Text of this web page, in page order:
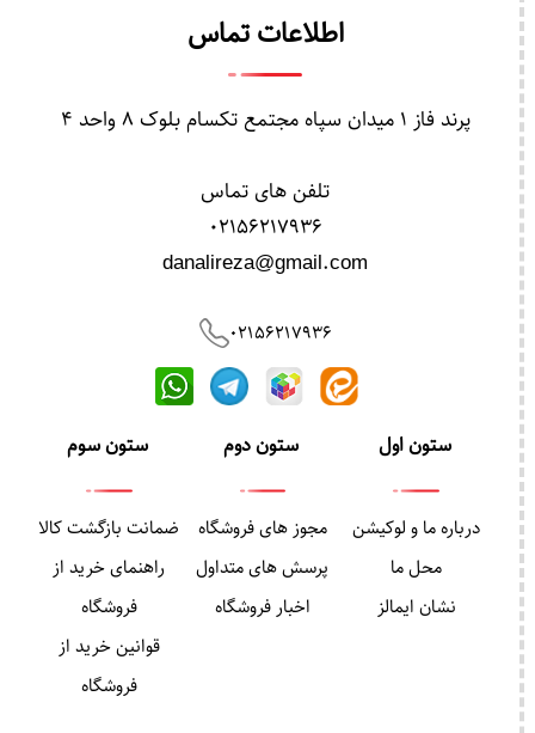
اطلاعات تماس
02156217936
پرند فاز 1 میدان سپاه مجتمع تکسام بلوک 8 واحد 4
تلفن های تماس
02156217936
danalireza@gmail.com
ستون اول
نشان ایمالز
درباره ما و لوکیشن
محل ما
ستون دوم
اخبار فروشگاه
پرسش های متداول
مجوز های فروشگاه
ستون سوم
قوانین خرید از
فروشگاه
راهنمای خرید از
فروشگاه
ضمانت بازگشت کالا